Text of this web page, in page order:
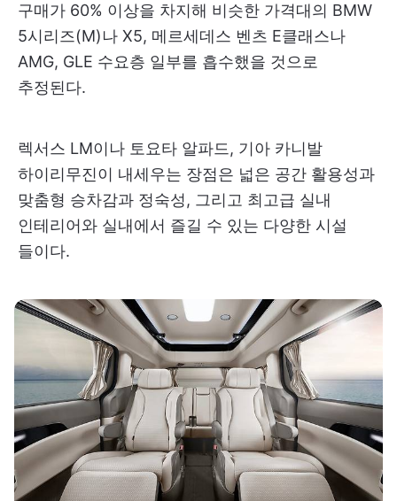
구매가 60% 이상을 차지해 비슷한 가격대의 BMW
5시리즈(M)나 X5, 메르세데스 벤츠 E클래스나
AMG, GLE 수요층 일부를 흡수했을 것으로
추정된다.
렉서스 LM이나 토요타 알파드, 기아 카니발
하이리무진이 내세우는 장점은 넓은 공간 활용성과
맞춤형 승차감과 정숙성, 그리고 최고급 실내
인테리어와 실내에서 즐길 수 있는 다양한 시설
들이다.